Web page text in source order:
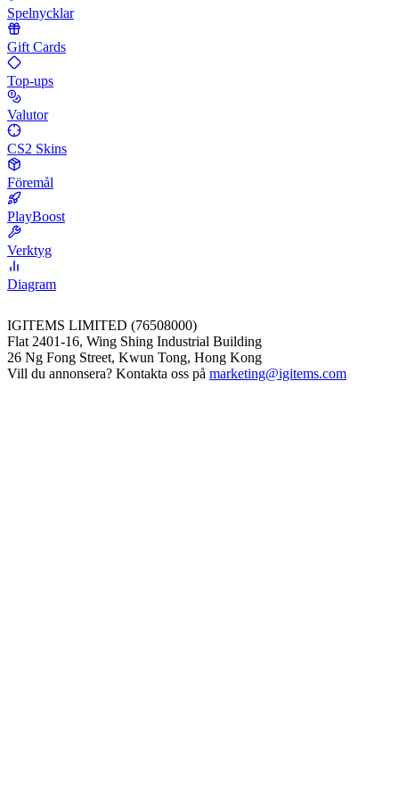
Spelnycklar
Gift Cards
Top-ups
Valutor
CS2 Skins
Föremål
PlayBoost
Verktyg
Diagram
IGITEMS LIMITED (76508000)
Flat 2401-16, Wing Shing Industrial Building
26 Ng Fong Street, Kwun Tong, Hong Kong
Vill du annonsera? Kontakta oss på marketing@igitems.com